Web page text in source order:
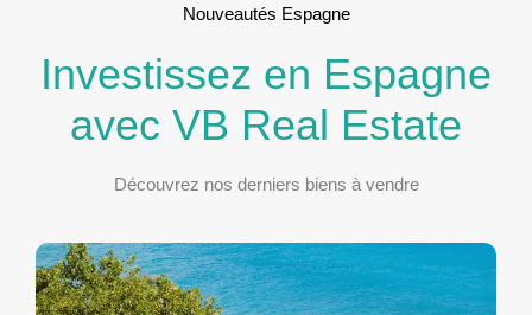
Nouveautés Espagne
Investissez en Espagne
avec VB Real Estate
Découvrez nos derniers biens à vendre